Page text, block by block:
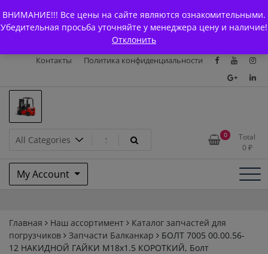
ВНИМАНИЕ!!! Все цены на сайте являются ознакомительными.
Убедительная просьба уточняйте у менеджера цену и наличие!
Отклонить
to
content
Главная
Магазин О Компании
Каталоги
Доставка и оплата
Контакты
Политика конфиденциальности
Запчасти для вилочых
погрузчиков и
электротележек Balkancar
0
Total
0 ₽
My Account
Главная Наш ассортимент
Каталог запчастей для
погрузчиков
Запчасти Балканкар
БОЛТ 7005 00.00.56-
12 НАКИДНОЙ ГАЙКИ M18x1.5 КОРОТКИЙ, Болт